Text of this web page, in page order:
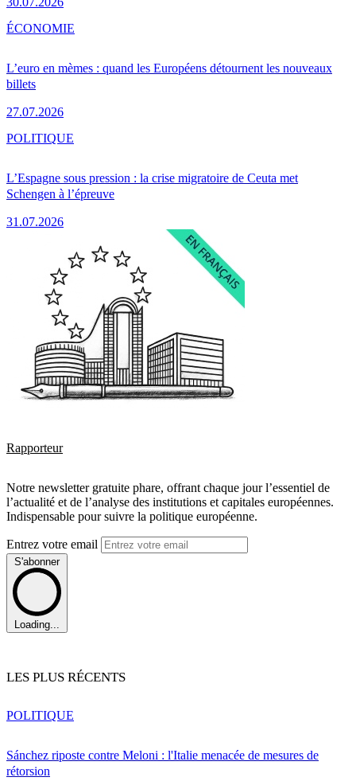
L’euro en mèmes : quand les Européens détournent les nouveaux
billets
27.07.2026
ÉCONOMIE
L’Espagne sous pression : la crise migratoire de Ceuta met
Schengen à l’épreuve
31.07.2026
POLITIQUE
Rapporteur
Notre newsletter gratuite phare, offrant chaque jour l’essentiel de
l’actualité et de l’analyse des institutions et capitales européennes.
Indispensable pour suivre la politique européenne.
Entrez votre email
S'abonner
Loading...
LES PLUS RÉCENTS
Sánchez riposte contre Meloni : l'Italie menacée de mesures de
rétorsion
POLITIQUE